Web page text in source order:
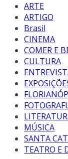
ARTE
ARTIGO
Brasil
CINEMA
COMER E
CULTURA
MÚSICA
SANTA
TEATRO E